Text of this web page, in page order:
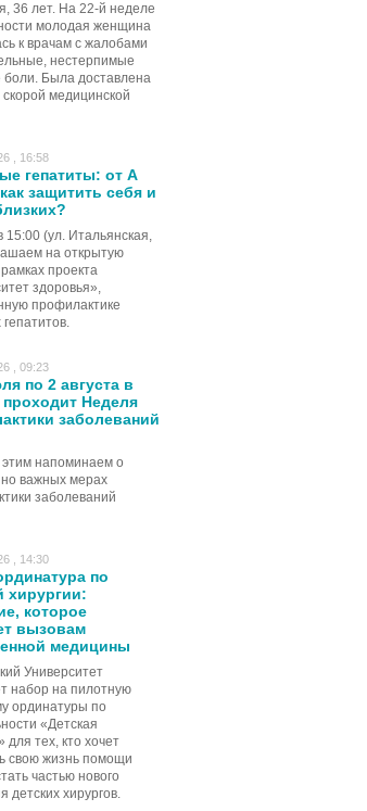
36 лет. На 22-й неделе
молодая женщина
к врачам с жалобами
нестерпимые
боли. Была доставлена
скорой медицинской
, 16:58
гепатиты: от А
защитить себя и
15:00 (ул. Итальянская,
на открытую
проекта
здоровья»,
профилактике
, 09:23
по 2 августа в
Неделя
заболеваний
этим напоминаем о
важных мерах
заболеваний
, 14:30
по
хирургии:
которое
вызовам
медицины
Университет
набор на пилотную
ординатуры по
«Детская
для тех, кто хочет
свою жизнь помощи
частью нового
детских хирургов.